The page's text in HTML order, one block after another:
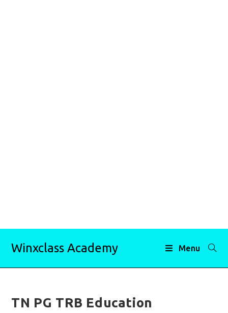
Winxclass Academy Menu
TN PG TRB Education